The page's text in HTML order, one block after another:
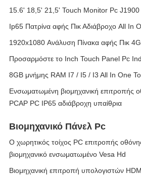
15.6' 18,5' 21,5' Touch Monitor Pc
Ip65 Πατρίνα αφής Πικ Αδιάβροχο All In
1920x1080 Ανάλυση Πίνακα αφής Πικ
Προσαρμόστε το Inch Touch Panel Pc
8GB μνήμης RAM I7 / I5 / I3 All In One
Ενσωματωμένη βιομηχανική επιτροπής
PCAP PC IP65 αδιάβροχη υπαίθρια
Βιομηχανικό Πάνελ Pc
Ο χωρητικός τοίχος PC επιτροπής
βιομηχανικό ενσωματωμένο Vesa Hd
Βιομηχανική επιτροπή υπολογιστών